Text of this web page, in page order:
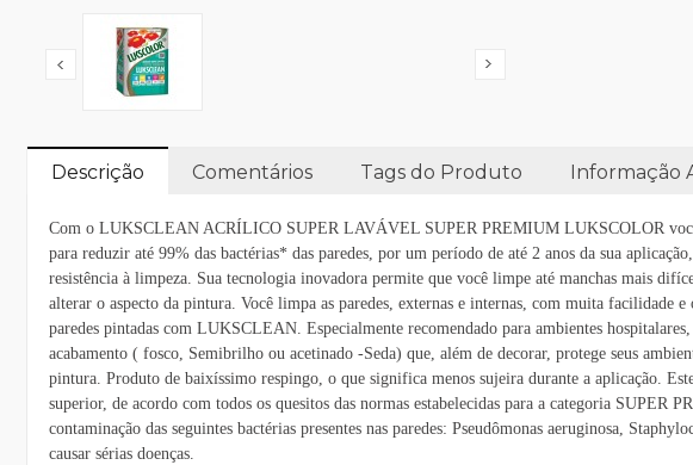
Descrição Comentários Tags do Produto Informação
Com o LUKSCLEAN ACRÍLICO SUPER LAVÁVEL SUPER PREMIUM LUKSCOLOR você
para reduzir até 99% das bactérias* das paredes, por um período de até 2 anos da sua
resistência à limpeza. Sua tecnologia inovadora permite que você limpe até manchas mais
alterar o aspecto da pintura. Você limpa as paredes, externas e internas, com muita
paredes pintadas com LUKSCLEAN. Especialmente recomendado para ambientes
acabamento ( fosco, Semibrilho ou acetinado -Seda) que, além de decorar, protege seus
pintura. Produto de baixíssimo respingo, o que significa menos sujeira durante a aplicação.
superior, de acordo com todos os quesitos das normas estabelecidas para a categoria
contaminação das seguintes bactérias presentes nas paredes: Pseudômonas aeruginosa,
causar sérias doenças.